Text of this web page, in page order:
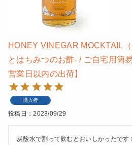
HONEY VINEGAR MOCKTAIL
とはちみつのお酢- / ご自宅用簡
営業日以内の出荷】
購入者
投稿日 2023/09/29
炭酸水で割って飲むとおいしかったで